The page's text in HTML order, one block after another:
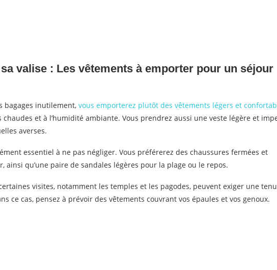
valise : Les vêtements à emporter pour un séjour
bagages inutilement, vous emporterez plutôt des vêtements légers et
et à l’humidité ambiante. Vous prendrez aussi une veste légère et
averses.
essentiel à ne pas négliger. Vous préférerez des chaussures fermées et
ainsi qu’une paire de sandales légères pour la plage ou le repos.
visites, notamment les temples et les pagodes, peuvent exiger une
ce cas, pensez à prévoir des vêtements couvrant vos épaules et vos genoux.